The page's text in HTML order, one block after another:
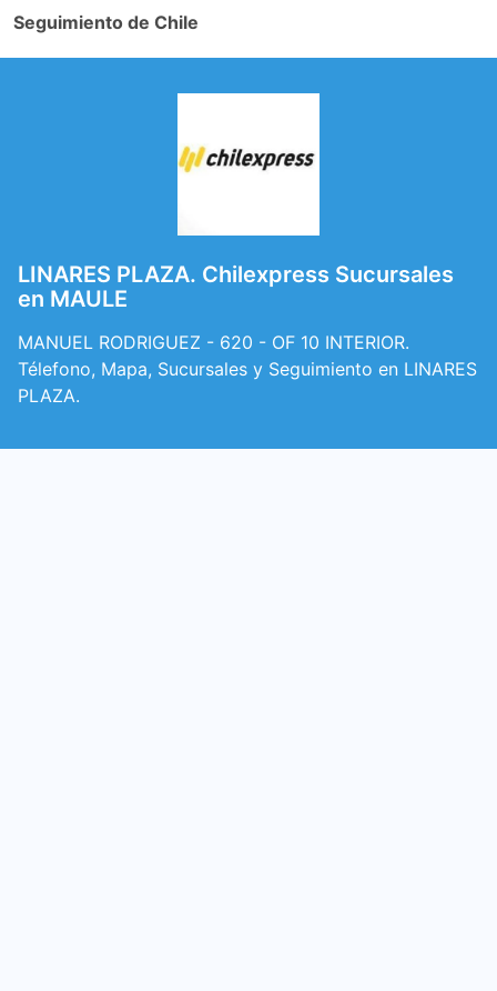
Seguimiento de Chile
LINARES PLAZA. Chilexpress Sucursales
en MAULE
MANUEL RODRIGUEZ - 620 - OF 10 INTERIOR.
Télefono, Mapa, Sucursales y Seguimiento en LINARES
PLAZA.